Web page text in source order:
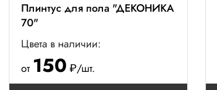
Плинтус для пола "ДЕКОНИКА
70"
Цвета в наличии:
от 150 ₽/шт.